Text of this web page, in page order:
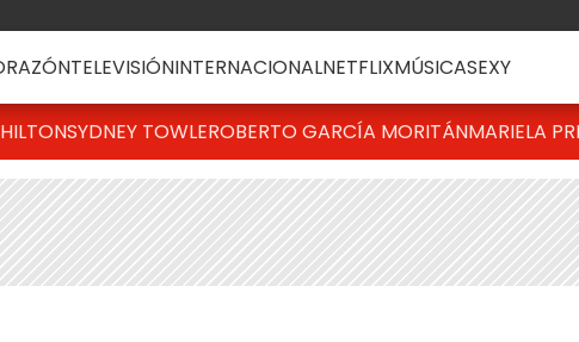
TELEVISIÓNINTERNACIONALNETFLIXMÚSICASEXY
SYDNEY TOWLEROBERTO GARCÍA MORITÁNMARIELA